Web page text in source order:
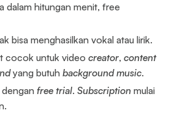
dalam hitungan menit, free
bisa menghasilkan vokal atau lirik.
cocok untuk videocreator,content
yang butuhbackground music.
denganfree trial.Subscription mulai